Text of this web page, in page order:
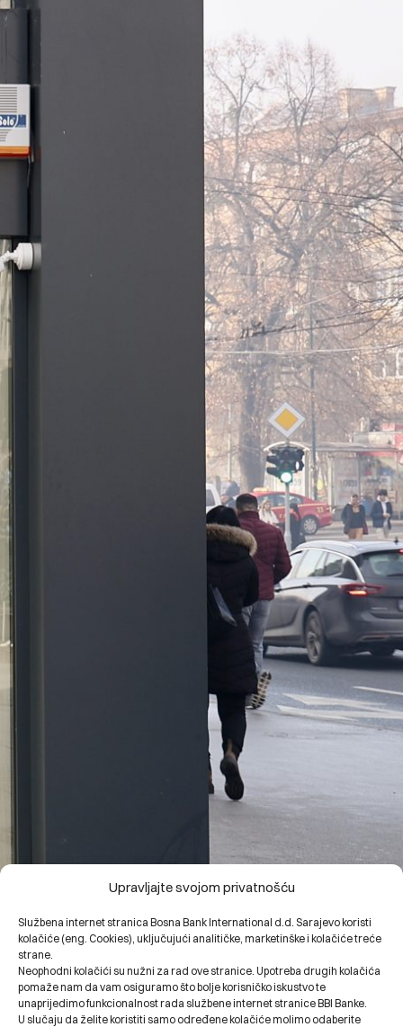
Upravljajte svojom privatnošću
Službena internet stranica Bosna Bank International d.d. Sarajevo koristi
kolačiće (eng. Cookies), uključujući analitičke, marketinške i kolačiće treće
strane.
Neophodni kolačići su nužni za rad ove stranice. Upotreba drugih kolačića
pomaže nam da vam osiguramo što bolje korisničko iskustvo te
unaprijedimo funkcionalnost rada službene internet stranice BBI Banke.
U slučaju da želite koristiti samo određene kolačiće molimo odaberite
Najbrže organski rastuća banka u BiH